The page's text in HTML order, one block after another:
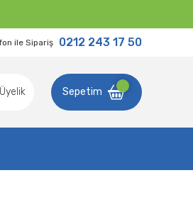
ile Sipariş 0212 243 17 50
Üyelik Sepetim